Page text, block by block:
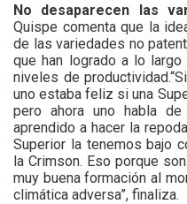
No desaparecen las
Quispe comenta que la
de las variedades no
que han logrado a lo
niveles de
uno estaba feliz si una
pero ahora uno habla de
aprendido a hacer la
Superior la tenemos bajo
la Crimson. Eso porque
muy buena formación al
climática adversa”, finaliza.